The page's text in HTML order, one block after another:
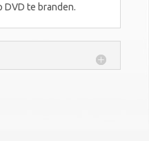
DVD te branden.